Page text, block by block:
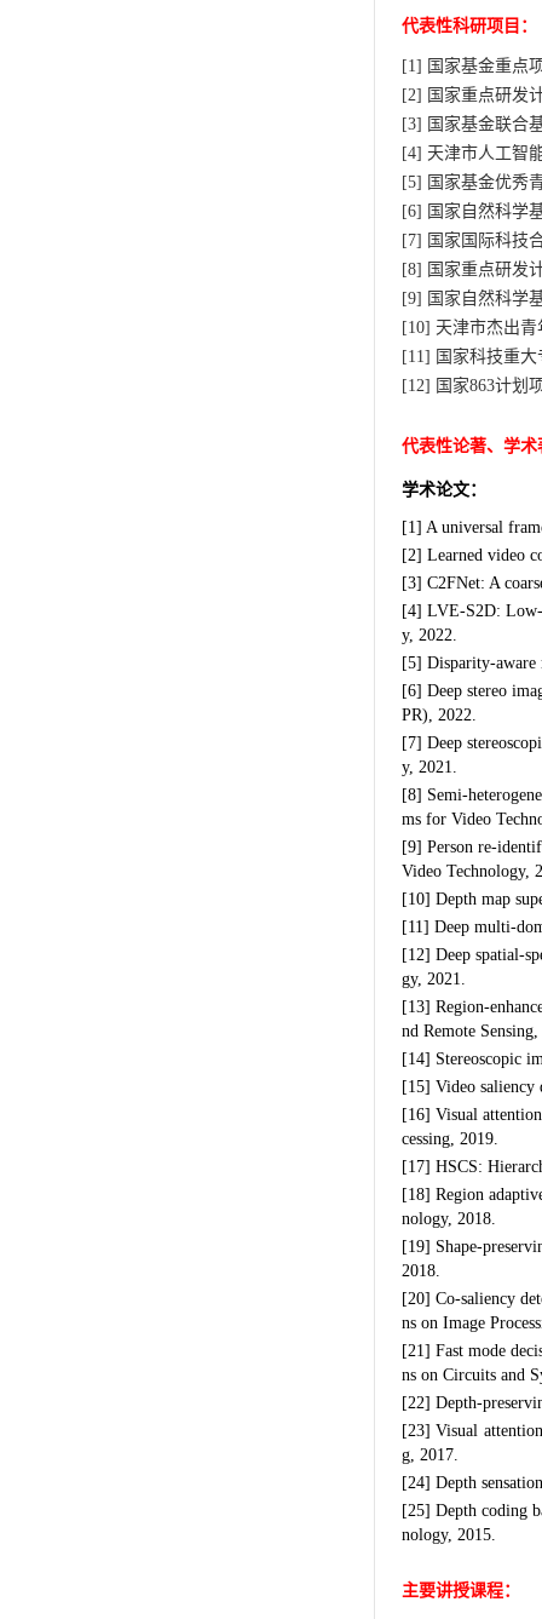
代表性科研项目：
[1] 国家基金重点
[2] 国家重点研发
[3] 国家基金联合
[4] 天津市人工智
[5] 国家基金优秀
[6] 国家自然科学
[7] 国家国际科技
[8] 国家重点研发
[9] 国家自然科学
[10] 天津市杰出
[11] 国家科技重
[12] 国家863计划
代表性论著、学术
学术论文：
[1] A universal
[2] Learned video
[3] C2FNet: A
[4] LVE-S2D: Low-
y, 2022.
[5] Disparity-aware
[6] Deep stereo
PR), 2022.
[7] Deep
y, 2021.
[8] Semi-
ms for Video
[9] Person re-
Video Technology,
[10] Depth map
[11] Deep multi-
[12] Deep spatial-
gy, 2021.
[13] Region-
nd Remote
[14] Stereoscopic
[15] Video saliency
[16] Visual
cessing, 2019.
[17] HSCS:
[18] Region
nology, 2018.
[19] Shape-
2018.
[20] Co-saliency
ns on Image
[21] Fast mode
ns on Circuits and
[22] Depth-
[23] Visual
g, 2017.
[24] Depth
[25] Depth coding
nology, 2015.
主要讲授课程：